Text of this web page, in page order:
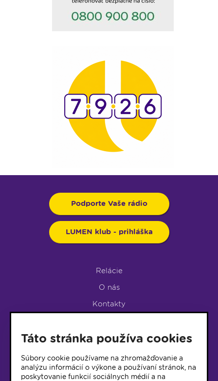
Podporte Vaše rádio
LUMEN klub - prihláška
Relácie
O nás
Kontakty
LUMEN KLUB
LUMEN KLUB PRIHLÁŠKA
Táto stránka používa cookies
Súbory cookie používame na zhromažďovanie a
analýzu informácií o výkone a používaní stránok, na
poskytovanie funkcií sociálnych médií a na